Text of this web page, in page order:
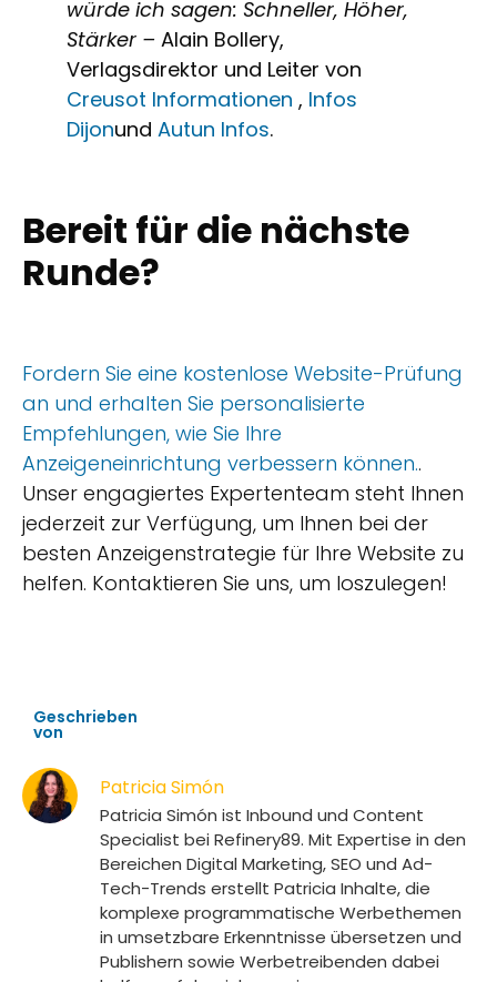
würde ich sagen: Schneller, Höher,
Stärker – Alain Bollery,
Verlagsdirektor und Leiter von
Creusot Informationen , Infos
Dijonund Autun Infos.
Bereit für die nächste
Runde?
Fordern Sie eine kostenlose Website-Prüfung
an und erhalten Sie personalisierte
Empfehlungen, wie Sie Ihre
Anzeigeneinrichtung verbessern können..
Unser engagiertes Expertenteam steht Ihnen
jederzeit zur Verfügung, um Ihnen bei der
besten Anzeigenstrategie für Ihre Website zu
helfen. Kontaktieren Sie uns, um loszulegen!
Geschrieben
von
Patricia Simón
Patricia Simón ist Inbound und Content
Specialist bei Refinery89. Mit Expertise in den
Bereichen Digital Marketing, SEO und Ad-
Tech-Trends erstellt Patricia Inhalte, die
komplexe programmatische Werbethemen
in umsetzbare Erkenntnisse übersetzen und
Publishern sowie Werbetreibenden dabei